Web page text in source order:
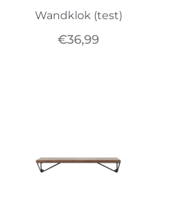
Wandklok (test)
€36,99